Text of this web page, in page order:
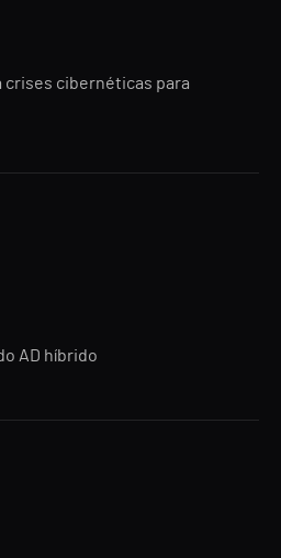
crises cibernéticas para
AD híbrido